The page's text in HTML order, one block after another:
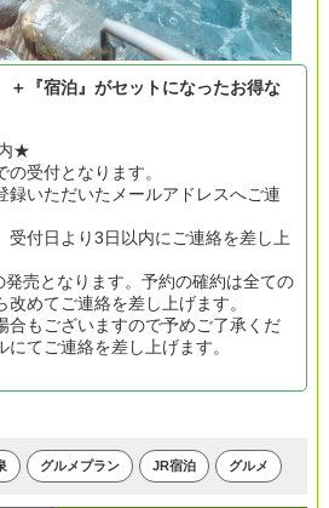
＋『宿泊』がセットになったお得な
★
受付となります。
録いただいたメールアドレスへご連
付日より3日以内にご連絡を差し上
売となります。予約の確約は全ての
めてご連絡を差し上げます。
合もございますので予めご了承くだ
てご連絡を差し上げます。
グルメプラン JR宿泊 グルメ